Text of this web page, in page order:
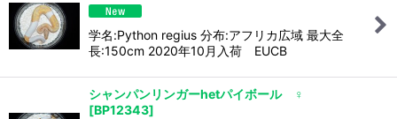
学名:Python regius 分布:アフリカ広域 最大全
長:150cm 2020年10月入荷 EUCB
シャンパンリンガーhetパイボール ♀
[BP12343]